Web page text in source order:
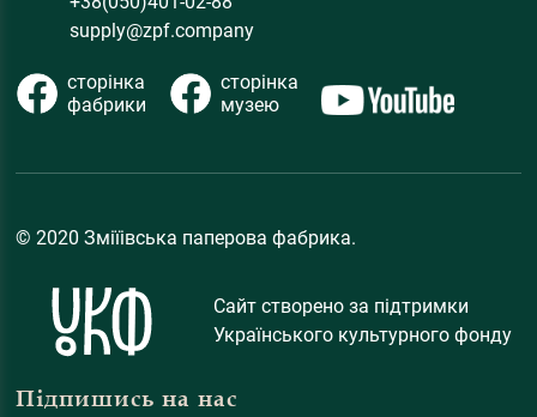
supply@zpf.company
сторінка
фабрики
сторінка
музею
© 2020 Зміїівська паперова фабрика.
Сайт створено за підтримки
Українського культурного фонду
Підпишись на нас